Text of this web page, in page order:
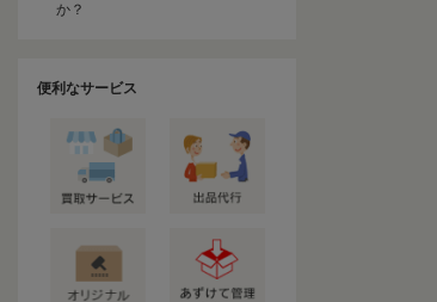
か？
便利なサービス